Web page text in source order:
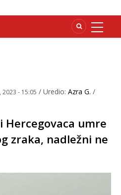
2023 - 15:05 / Uredio: Azra G. /
Hercegovaca umre
zraka, nadležni ne